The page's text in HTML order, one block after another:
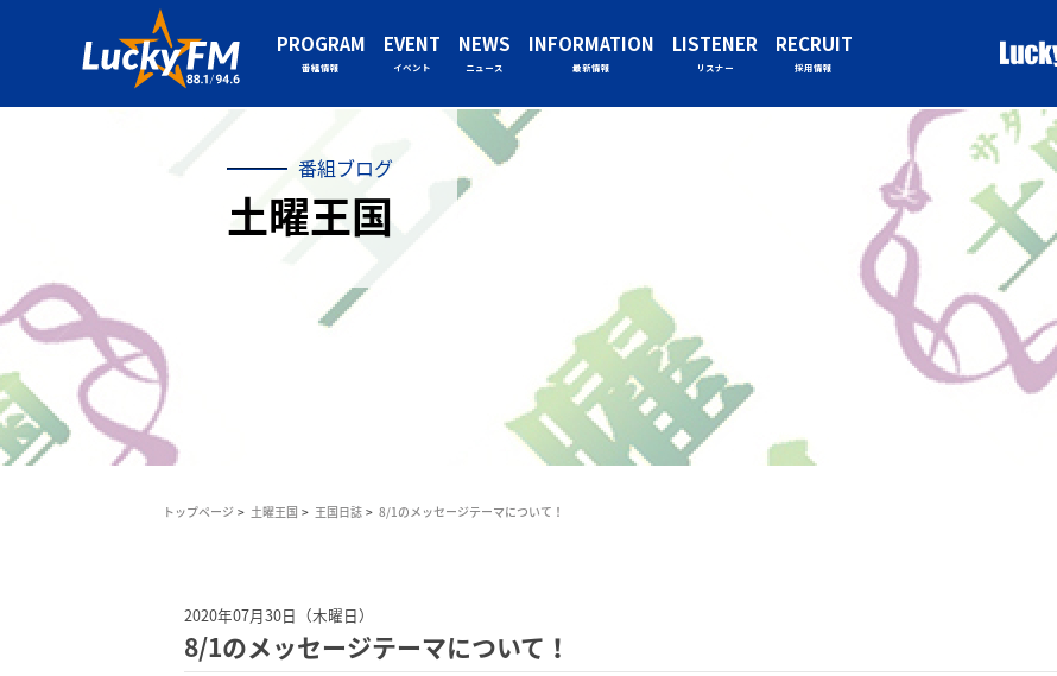
PROGRAM
番組情報
EVENT
イベント
NEWS
ニュース
INFORMATION
最新情報
LISTENER
リスナー
RECRUIT
採用情報
番組ブログ
土曜王国
トップページ 土曜王国 王国日誌 8/1のメッセージテーマについて！
2020年07月30日（木曜日）
8/1のメッセージテーマについて！